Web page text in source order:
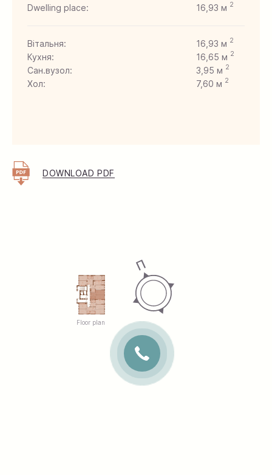
Floor plan
Dwelling place: 16,93 м 2
Вітальня: 16,93 м 2
Кухня: 16,65 м 2
Сан.вузол: 3,95 м 2
Хол: 7,60 м 2
DOWNLOAD PDF